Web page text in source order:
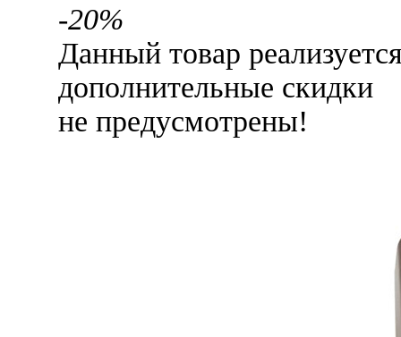
-20%
Данный товар
дополнительные скидки
не предусмотрены!